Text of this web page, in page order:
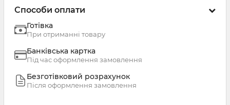
Способи оплати
Готівка
При отриманні товару
Банківська картка
Під час оформлення замовлення
Безготівковий розрахунок
Після оформлення замовлення